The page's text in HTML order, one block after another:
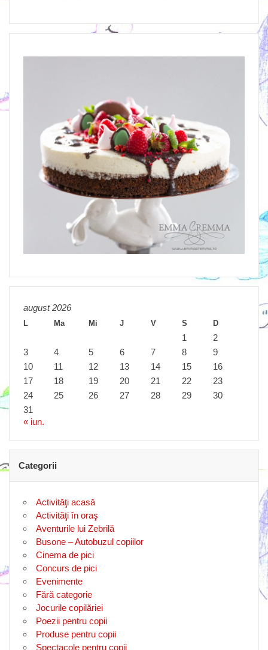
august 2026
L Ma Mi J V S D
1
2
3
4 5 6 7 8
9
10
11 12 13 14 15
16
17
18 19 20 21 22
23
24
25 26 27 28 29
30
31
« iun.
Categorii
Activităţi acasă
Activităţi în oraş
Aventurile lui Zebrilă
Busone – Autobuzul copiilor
Cinema de pici
Concurs de pici
Evenimente
Fără categorie
Jocurile copilăriei
Poezii pentru copii
Produse pentru copii
Spectacole pentru copii